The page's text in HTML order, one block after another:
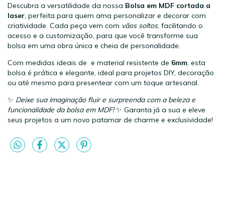
Descubra a versatilidade da nossa Bolsa em MDF cortada a
laser , perfeita para quem ama personalizar e decorar com
criatividade. Cada peça vem com vãos soltos, facilitando o
acesso e a customização, para que você transforme sua
bolsa em uma obra única e cheia de personalidade.
Com medidas ideais de e material resistente de 6mm , esta
bolsa é prática e elegante, ideal para projetos DIY, decoração
ou até mesmo para presentear com um toque artesanal.
✨ Deixe sua imaginação fluir e surpreenda com a beleza e
funcionalidade da bolsa em MDF!✨ Garanta já a sua e eleve
seus projetos a um novo patamar de charme e exclusividade!